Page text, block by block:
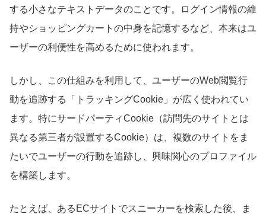
する小さなテキストデータのことです。ログイン情報の維
持やショッピングカートの中身を記憶するなど、本来はユ
ーザーの利便性を高めるために使われます。
しかし、この仕組みを利用して、ユーザーのWeb閲覧行
動を追跡する「トラッキングCookie」が広く使われてい
ます。特にサードパーティCookie（訪問先のサイトとは
異なる第三者が設置するCookie）は、複数のサイトをま
たいでユーザーの行動を追跡し、興味関心のプロファイル
を構築します。
たとえば、あるECサイトでスニーカーを検索した後、ま